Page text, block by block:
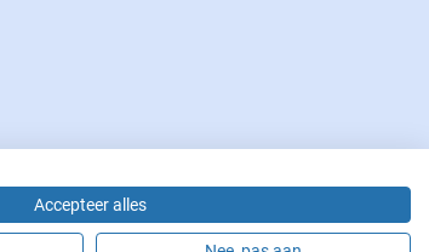
Accepteer alles